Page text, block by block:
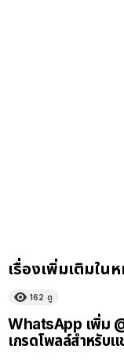
เรื่องเพิ่มเติมใน
162 ดู
WhatsApp เพิ่ม
เกรดโพลล์สำหรับ